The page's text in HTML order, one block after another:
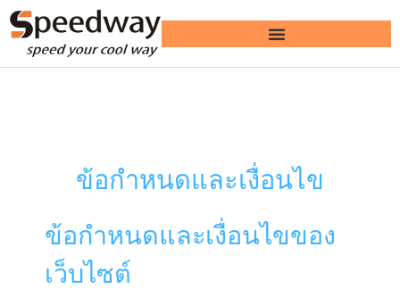
ข้อกำหนดและเงื่อนไข
ข้อกำหนดและเงื่อนไขของ
เว็บไซต์